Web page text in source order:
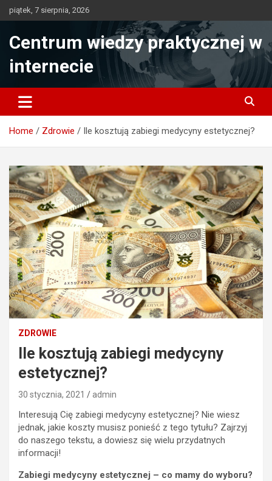
Skip
to
piątek, 7 sierpnia, 2026
Centrum wiedzy praktycznej w
internecie
Home Zdrowie Ile kosztują zabiegi medycyny estetycznej?
ZDROWIE
Ile kosztują zabiegi medycyny
estetycznej?
30 stycznia, 2021 admin
Interesują Cię zabiegi medycyny estetycznej? Nie wiesz
jednak, jakie koszty musisz ponieść z tego tytułu? Zajrzyj
do naszego tekstu, a dowiesz się wielu przydatnych
informacji!
Zabiegi medycyny estetycznej – co mamy do wyboru?